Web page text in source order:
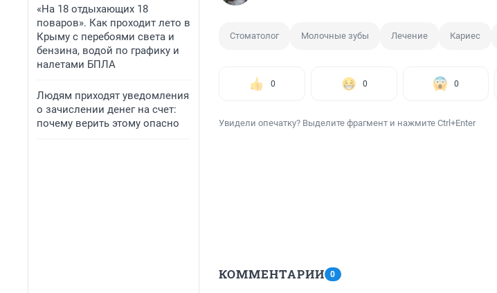
«На 18 отдыхающих 18
поваров». Как проходит лето в
Крыму с перебоями света и
бензина, водой по графику и
налетами БПЛА
Людям приходят уведомления
о зачислении денег на счет:
почему верить этому опасно
Стоматолог Молочные зубы Лечение Кариес
0 0 0
Увидели опечатку? Выделите фрагмент и нажмите Ctrl+Enter
КОММЕНТАРИИ 0